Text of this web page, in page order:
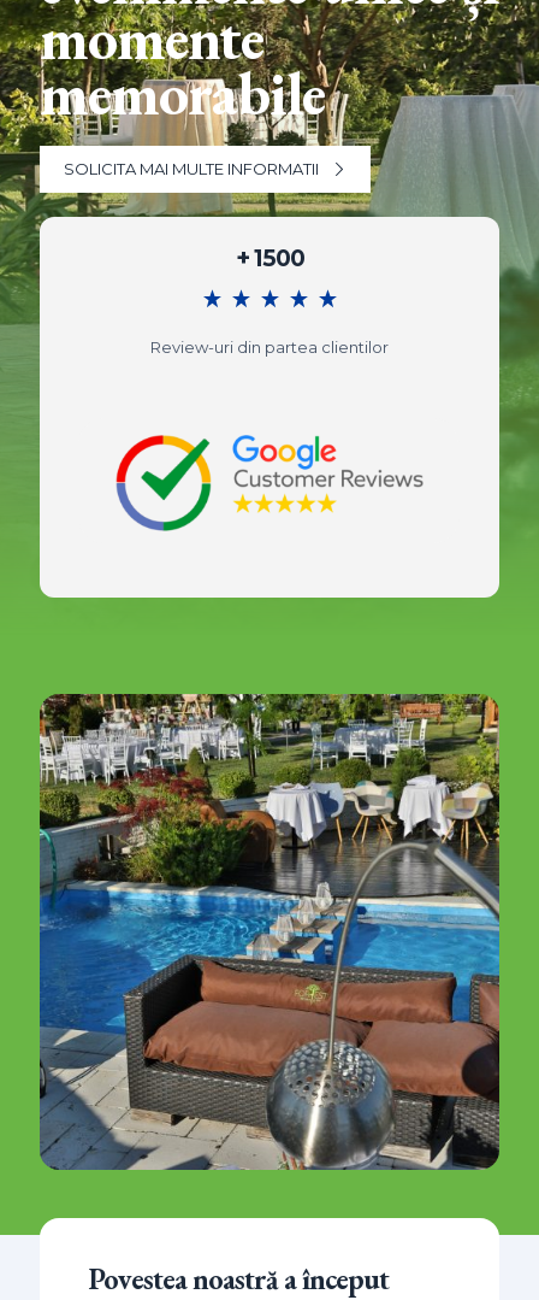
momente
memorabile
SOLICITA MAI MULTE INFORMATII
+ 1500
Review-uri din partea clientilor
Povestea noastră a început